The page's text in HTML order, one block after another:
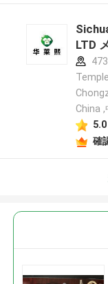
LTD
China ,
5.0
確